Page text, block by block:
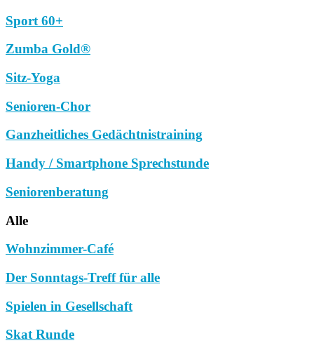
Sport 60+
Zumba Gold®
Sitz-Yoga
Senioren-Chor
Ganzheitliches Gedächtnistraining
Handy / Smartphone Sprechstunde
Seniorenberatung
Alle
Wohnzimmer-Café
Der Sonntags-Treff für alle
Spielen in Gesellschaft
Skat Runde